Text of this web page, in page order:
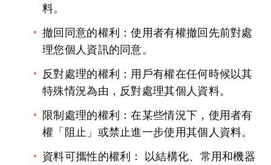
料。
撤回同意的權利：使用者有權撤回先前對處
理您個人資訊的同意。
反對處理的權利：用戶有權在任何時候以其
特殊情況為由，反對處理其個人資料。
限制處理的權利：在某些情況下，使用者有
權「阻止」或禁止進一步使用其個人資料。
資料可攜性的權利： 以結構化、常用和機器